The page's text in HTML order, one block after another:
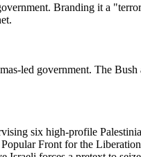
Branding it a
led government. The
six high-profile
Front for the